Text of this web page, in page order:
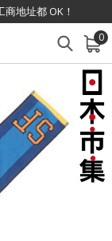
地址都 OK！
0
查看